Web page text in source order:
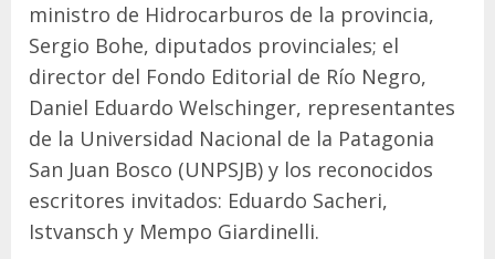
ministro de Hidrocarburos de la provincia,
Sergio Bohe, diputados provinciales; el
director del Fondo Editorial de Río Negro,
Daniel Eduardo Welschinger, representantes
de la Universidad Nacional de la Patagonia
San Juan Bosco (UNPSJB) y los reconocidos
escritores invitados: Eduardo Sacheri,
Istvansch y Mempo Giardinelli.